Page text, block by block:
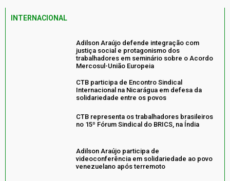
INTERNACIONAL
Adilson Araújo defende integração com
justiça social e protagonismo dos
trabalhadores em seminário sobre o Acordo
Mercosul-União Europeia
CTB participa de Encontro Sindical
Internacional na Nicarágua em defesa da
solidariedade entre os povos
CTB representa os trabalhadores brasileiros
no 15º Fórum Sindical do BRICS, na Índia
Adilson Araújo participa de
videoconferência em solidariedade ao povo
venezuelano após terremoto